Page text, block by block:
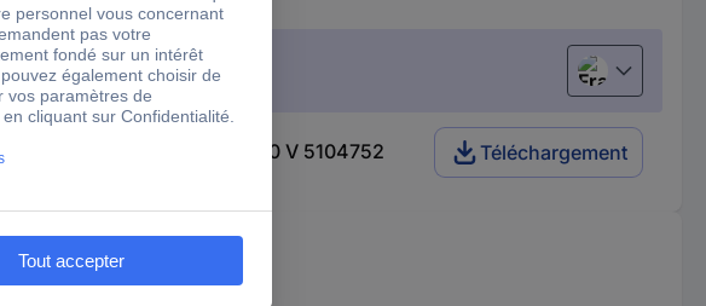
Français
de pile) 6 V, jusqu'à 600 V 5104752 Téléchargement